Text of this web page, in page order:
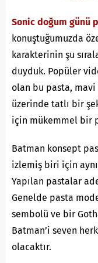
Sonic doğum günü
konuştuğumuzda
karakterinin şu
duyduk. Popüler
olan bu pasta,
üzerinde tatlı bir
için mükemmel bir
Batman konsept
izlemiş biri için
Yapılan pastalar
Genelde pasta
sembolü ve bir
Batman’i seven
olacaktır.